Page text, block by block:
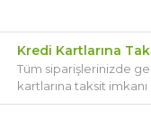
Kredi Kartlarına
Tüm siparişlerinizde
kartlarına taksit imkanı